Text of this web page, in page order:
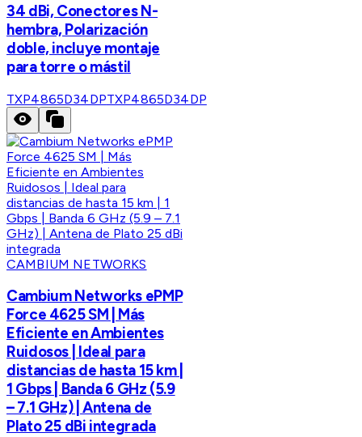
34 dBi, Conectores N-
hembra, Polarización
doble, incluye montaje
para torre o mástil
TXP4865D34DPTXP4865D34DP
CAMBIUM NETWORKS
Cambium Networks ePMP
Force 4625 SM | Más
Eficiente en Ambientes
Ruidosos | Ideal para
distancias de hasta 15 km |
1 Gbps | Banda 6 GHz (5.9
– 7.1 GHz) | Antena de
Plato 25 dBi integrada